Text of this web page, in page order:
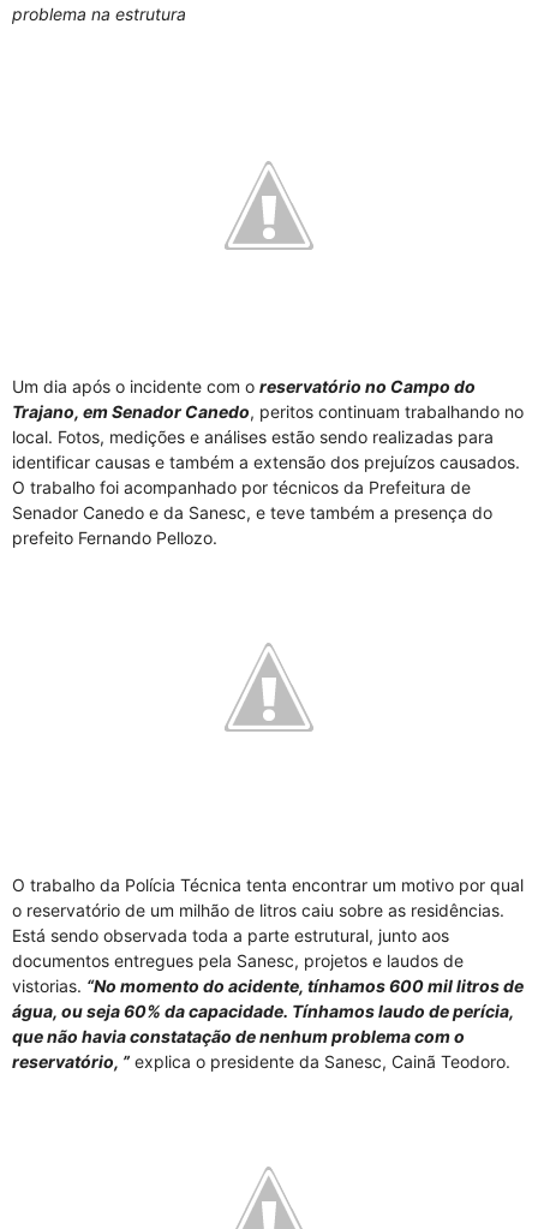
problema na estrutura
Um dia após o incidente com o reservatório no Campo do
Trajano, em Senador Canedo, peritos continuam trabalhando no
local. Fotos, medições e análises estão sendo realizadas para
identificar causas e também a extensão dos prejuízos causados.
O trabalho foi acompanhado por técnicos da Prefeitura de
Senador Canedo e da Sanesc, e teve também a presença do
prefeito Fernando Pellozo.
O trabalho da Polícia Técnica tenta encontrar um motivo por qual
o reservatório de um milhão de litros caiu sobre as residências.
Está sendo observada toda a parte estrutural, junto aos
documentos entregues pela Sanesc, projetos e laudos de
vistorias. “No momento do acidente, tínhamos 600 mil litros de
água, ou seja 60% da capacidade. Tínhamos laudo de perícia,
que não havia constatação de nenhum problema com o
reservatório, ” explica o presidente da Sanesc, Cainã Teodoro.